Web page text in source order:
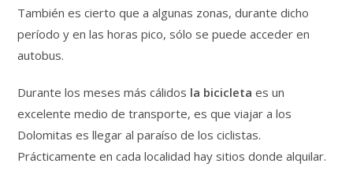
También es cierto que a algunas zonas, durante dicho
período y en las horas pico, sólo se puede acceder en
autobus.
Durante los meses más cálidos la bicicleta es un
excelente medio de transporte, es que viajar a los
Dolomitas es llegar al paraíso de los ciclistas.
Prácticamente en cada localidad hay sitios donde alquilar.